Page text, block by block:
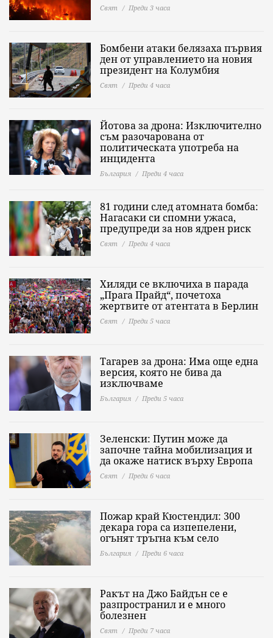
Свят Преди 3 часа
Бомбени атаки белязаха първия
ден от управлението на новия
президент на Колумбия
Свят Преди 4 часа
Йотова за дрона: Изключително
съм разочарована от
политическата употреба на
инцидента
България Преди 4 часа
81 години след атомната бомба:
Нагасаки си спомни ужаса,
предупреди за нов ядрен риск
Свят Преди 4 часа
Хиляди се включиха в парада
„Прага Прайд“, почетоха
жертвите от атентата в Берлин
Свят Преди 5 часа
Тагарев за дрона: Има още една
версия, която не бива да
изключваме
България Преди 5 часа
Зеленски: Путин може да
започне тайна мобилизация и
да окаже натиск върху Европа
Свят Преди 6 часа
Пожар край Кюстендил: 300
декара гора са изпепелени,
огънят тръгна към село
България Преди 6 часа
Ракът на Джо Байдън се е
разпространил и е много
болезнен
Свят Преди 7 часа